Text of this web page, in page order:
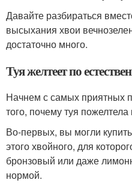
Давайте разбираться
высыхания хвои
достаточно много.
Туя желтеет по
Начнем с самых приятных
того, почему туя
Во-первых, вы могли
этого хвойного, для
бронзовый или даже
нормой.